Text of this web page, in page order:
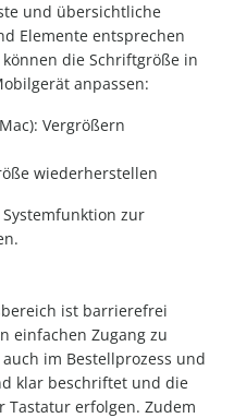
und übersichtliche
Elemente entsprechen
können die Schriftgröße in
anpassen:
Vergrößern
wiederherstellen
zur
ist barrierefrei
einfachen Zugang zu
im Bestellprozess und
klar beschriftet und die
Tastatur erfolgen. Zudem